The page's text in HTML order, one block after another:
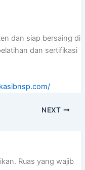
dan siap bersaing di
dan sertifikasi
NEXT
Ruas yang wajib